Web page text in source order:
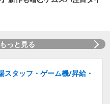
っと見る
タッフ・ゲーム機/昇給・